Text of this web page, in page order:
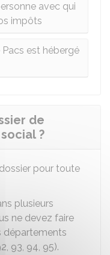
avec qui
impôts
est hébergé
de
?
pour toute
plusieurs
ne devez faire
départements
93, 94, 95).